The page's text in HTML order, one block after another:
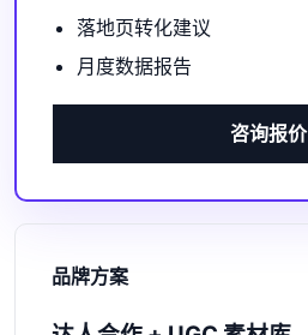
落地页转化建议
月度数据报告
咨询报价
品牌方案